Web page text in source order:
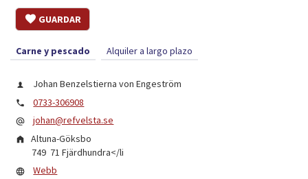
GUARDAR
Carne y pescado Alquiler a largo plazo
Johan Benzelstierna von Engeström
0733-306908
johan@refvelsta.se
Altuna-Göksbo
749 71 Fjärdhundra</li
Webb